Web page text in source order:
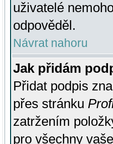
uživatelé
odpověděl.
Návrat nahoru
Jak přidám
Přidat podpis
přes stránku
zatržením
pro všechny